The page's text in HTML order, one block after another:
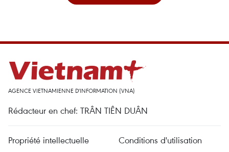
AGENCE VIETNAMIENNE D'INFORMATION (VNA)
Rédacteur en chef: TRÂN TIÊN DUÂN
Propriété intellectuelle Conditions d'utilisation